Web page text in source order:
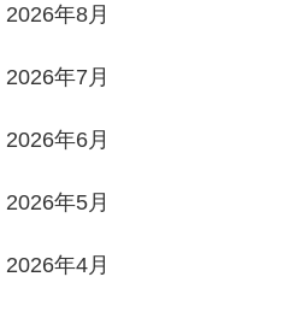
2026年8月
2026年7月
2026年6月
2026年5月
2026年4月